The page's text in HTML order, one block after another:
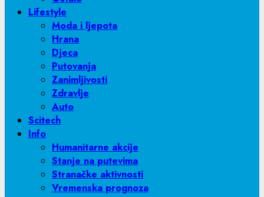
Lifestyle
Moda i ljepota
Hrana
Djeca
Putovanja
Zanimljivosti
Zdravlje
Auto
Scitech
Info
Humanitarne akcije
Stanje na putevima
Stranačke aktivnosti
Vremenska prognoza